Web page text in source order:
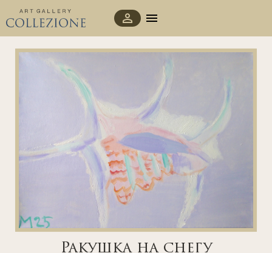
Ракушка на снегу